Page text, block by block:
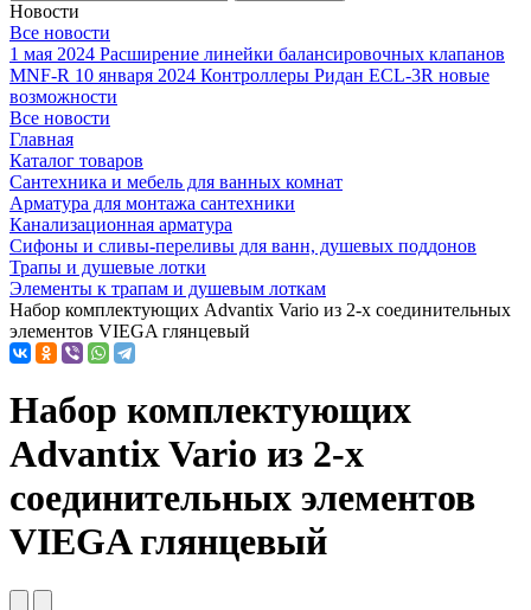
Новости
Все новости
1 мая 2024 Расширение линейки балансировочных клапанов
MNF-R 10 января 2024 Контроллеры Ридан ECL-3R новые
возможности
Все новости
Главная
Каталог товаров
Сантехника и мебель для ванных комнат
Арматура для монтажа сантехники
Канализационная арматура
Сифоны и сливы-переливы для ванн, душевых поддонов
Трапы и душевые лотки
Элементы к трапам и душевым лоткам
Набор комплектующих Advantix Vario из 2-х соединительных
элементов VIEGA глянцевый
Набор комплектующих
Advantix Vario из 2-х
соединительных элементов
VIEGA глянцевый